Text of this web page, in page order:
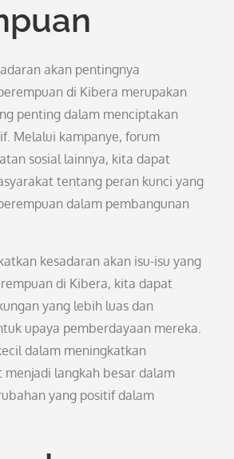
akan pentingnya
di Kibera merupakan
penting dalam menciptakan
Melalui kampanye, forum
sosial lainnya, kita dapat
tentang peran kunci yang
dalam pembangunan
kesadaran akan isu-isu yang
di Kibera, kita dapat
yang lebih luas dan
upaya pemberdayaan mereka.
dalam meningkatkan
menjadi langkah besar dalam
yang positif dalam